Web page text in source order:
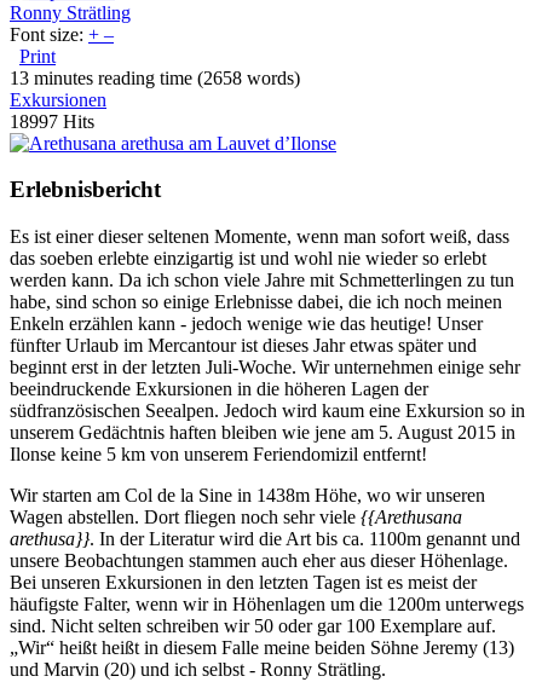
Ronny Strätling
Font size: + –
Print
13 minutes reading time (2658 words)
Exkursionen
18997 Hits
Erlebnisbericht
Es ist einer dieser seltenen Momente, wenn man sofort weiß, dass
das soeben erlebte einzigartig ist und wohl nie wieder so erlebt
werden kann. Da ich schon viele Jahre mit Schmetterlingen zu tun
habe, sind schon so einige Erlebnisse dabei, die ich noch meinen
Enkeln erzählen kann - jedoch wenige wie das heutige! Unser
fünfter Urlaub im Mercantour ist dieses Jahr etwas später und
beginnt erst in der letzten Juli-Woche. Wir unternehmen einige sehr
beeindruckende Exkursionen in die höheren Lagen der
südfranzösischen Seealpen. Jedoch wird kaum eine Exkursion so in
unserem Gedächtnis haften bleiben wie jene am 5. August 2015 in
Ilonse keine 5 km von unserem Feriendomizil entfernt!
Wir starten am Col de la Sine in 1438m Höhe, wo wir unseren
Wagen abstellen. Dort fliegen noch sehr viele {{Arethusana
arethusa}}. In der Literatur wird die Art bis ca. 1100m genannt und
unsere Beobachtungen stammen auch eher aus dieser Höhenlage.
Bei unseren Exkursionen in den letzten Tagen ist es meist der
häufigste Falter, wenn wir in Höhenlagen um die 1200m unterwegs
sind. Nicht selten schreiben wir 50 oder gar 100 Exemplare auf.
„Wir“ heißt heißt in diesem Falle meine beiden Söhne Jeremy (13)
und Marvin (20) und ich selbst - Ronny Strätling.